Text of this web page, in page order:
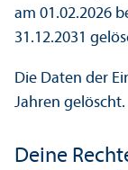
am 01.02.2026
31.12.2031
Die Daten der
Jahren gelöscht.
Deine